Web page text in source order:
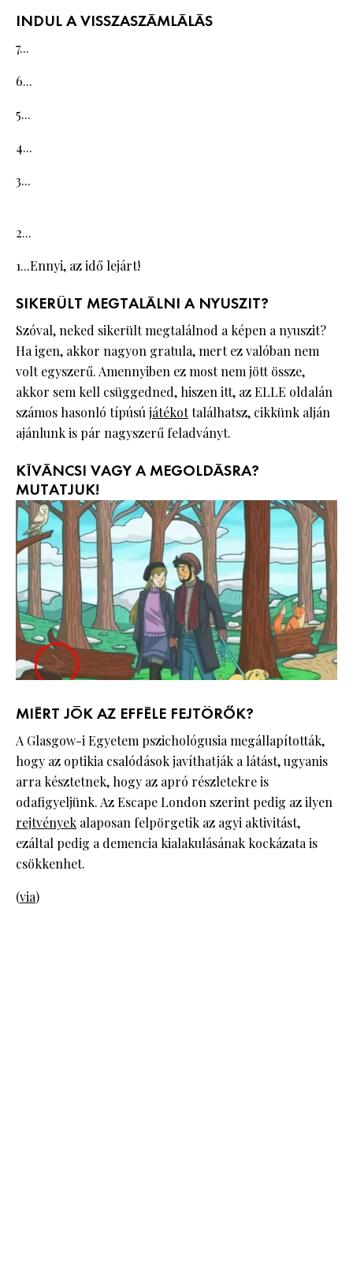
INDUL A VISSZASZÁMLÁLÁS
7...
6...
5...
4...
3...
2...
1...Ennyi, az idő lejárt!
SIKERÜLT MEGTALÁLNI A NYUSZIT?
Szóval, neked sikerült megtalálnod a képen a nyuszit?
Ha igen, akkor nagyon gratula, mert ez valóban nem
volt egyszerű. Amennyiben ez most nem jött össze,
akkor sem kell csüggedned, hiszen itt, az ELLE oldalán
számos hasonló típúsú játékottalálhatsz, cikkünk alján
ajánlunk is pár nagyszerű feladványt.
KÍVÁNCSI VAGY A MEGOLDÁSRA?
MUTATJUK!
MIÉRT JÓK AZ EFFÉLE FEJTÖRŐK?
A Glasgow-i Egyetem pszichológusia megállapították,
hogy az optikia csalódások javíthatják a látást, ugyanis
arra késztetnek, hogy az apró részletekre is
odafigyeljünk. Az Escape London szerint pedig az ilyen
rejtvények alaposan felpörgetik az agyi aktivitást,
ezáltal pedig a demencia kialakulásának kockázata is
csökkenhet.
(via)